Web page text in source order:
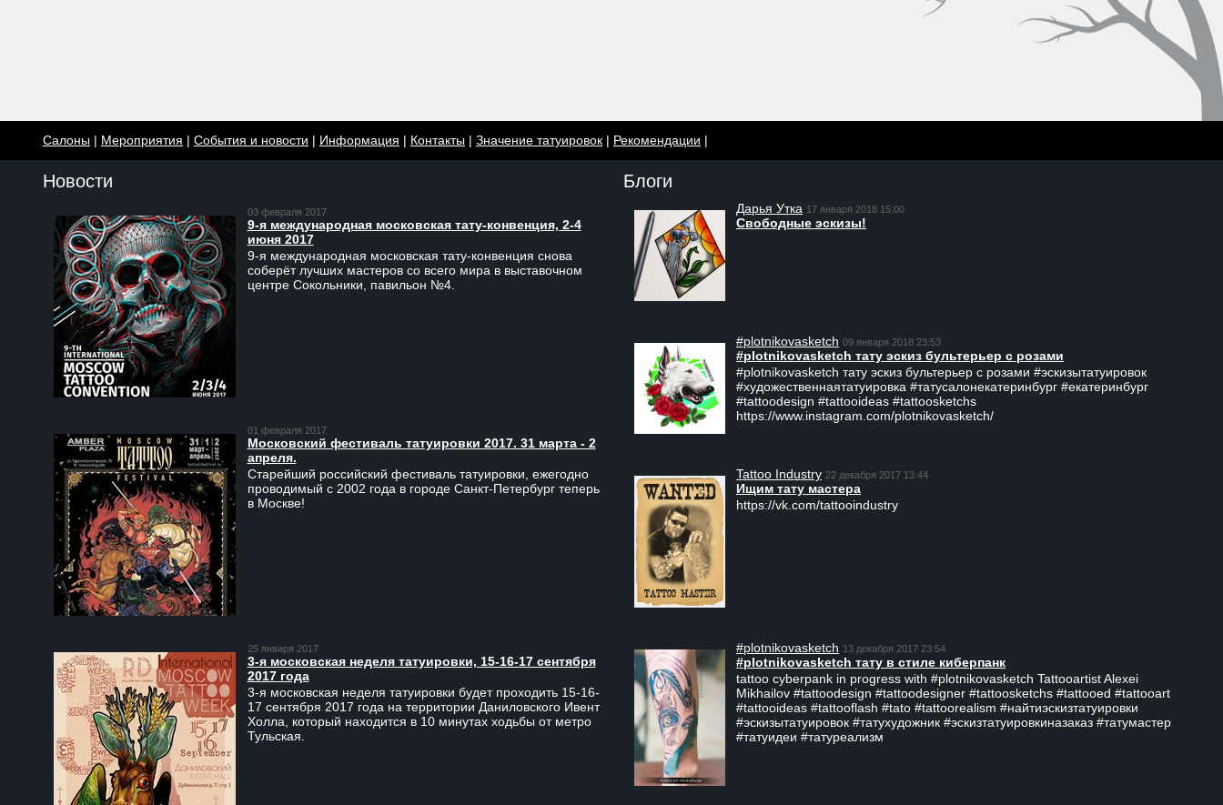
Салоны | Мероприятия | События и новости | Информация | Контакты | Значение татуировок | Рекомендации |
Новости
03 февраля 2017
9-я международная московская тату-конвенция, 2-4
июня 2017
9-я международная московская тату-конвенция снова
соберёт лучших мастеров со всего мира в выставочном
центре Сокольники, павильон №4.
01 февраля 2017
Московский фестиваль татуировки 2017. 31 марта - 2
апреля.
Старейший российский фестиваль татуировки, ежегодно
проводимый с 2002 года в городе Санкт-Петербург теперь
в Москве!
25 января 2017
3-я московская неделя татуировки, 15-16-17 сентября
2017 года
3-я московская неделя татуировки будет проходить 15-16-
17 сентября 2017 года на территории Даниловского Ивент
Холла, который находится в 10 минутах ходьбы от метро
Тульская.
Блоги
Дарья Утка 17 января 2018 15:00
Свободные эскизы!
#plotnikovasketch 09 января 2018 23:53
#plotnikovasketch тату эскиз бультерьер с розами
#plotnikovasketch тату эскиз бультерьер с розами #эскизытатуировок
#художественнаятатуировка #татусалонекатеринбург #екатеринбург
#tattoodesign #tattooideas #tattoosketchs
https://www.instagram.com/plotnikovasketch/
Tattoo Industry 22 декабря 2017 13:44
Ищим тату мастера
https://vk.com/tattooindustry
#plotnikovasketch 13 декабря 2017 23:54
#plotnikovasketch тату в стиле киберпанк
tattoo cyberpank in progress with #plotnikovasketch Tattooartist Alexei
Mikhailov #tattoodesign #tattoodesigner #tattoosketchs #tattooed #tattooart
#tattooideas #tattooflash #tato #tattoorealism #найтиэскизтатуировки
#эскизытатуировок #татухудожник #эскизтатуировкиназаказ #татумастер
#татуидеи #татуреализм